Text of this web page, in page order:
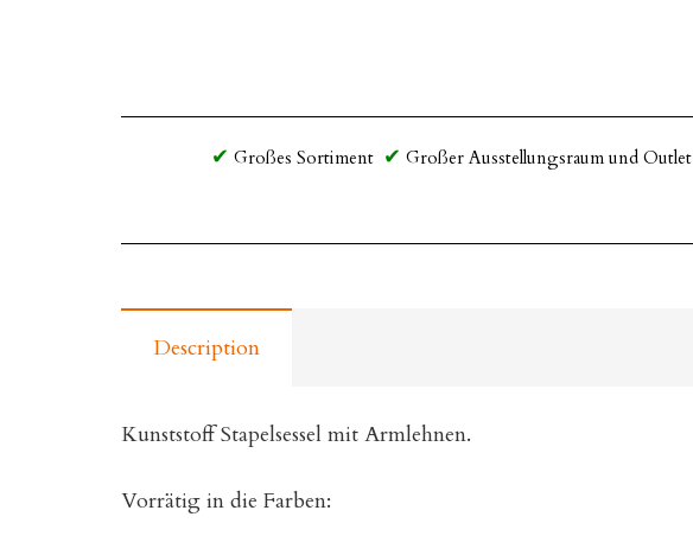
Großes Sortiment Großer Ausstellungsraum und Outlet
Description
Kunststoff Stapelsessel mit Armlehnen.
Vorrätig in die Farben: